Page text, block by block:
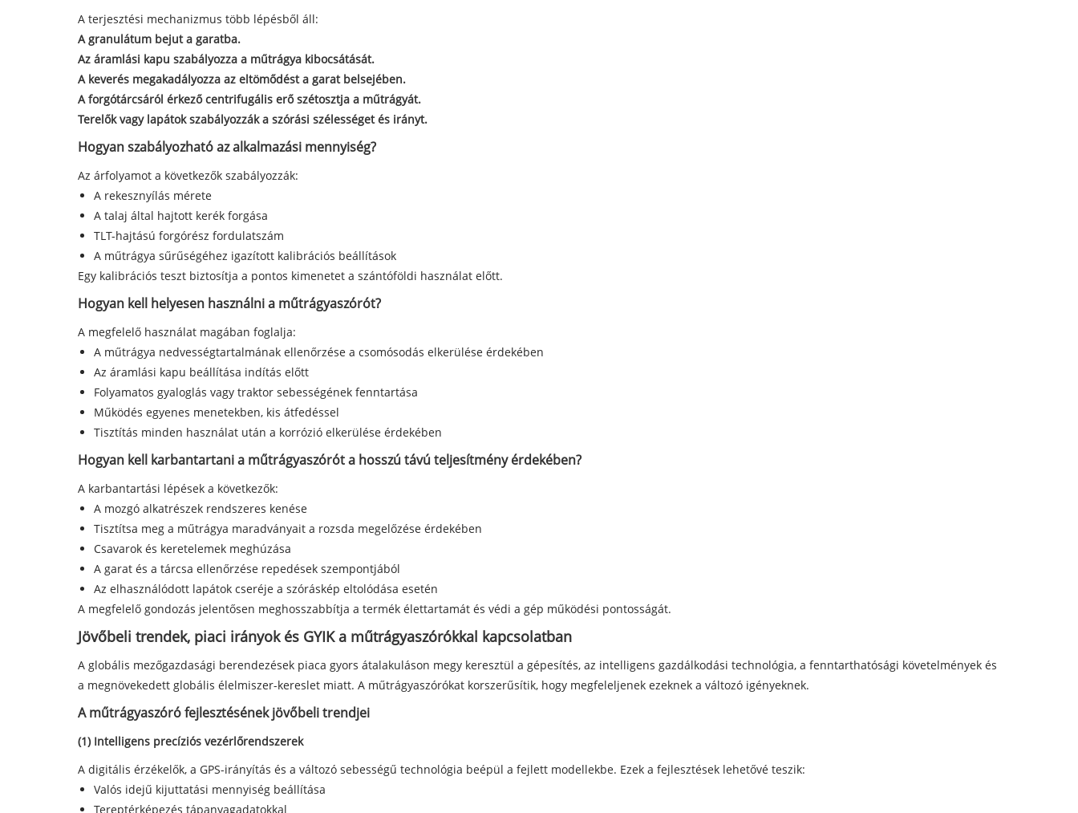
A terjesztési mechanizmus több lépésből áll:
A granulátum bejut a garatba.
Az áramlási kapu szabályozza a műtrágya kibocsátását.
A keverés megakadályozza az eltömődést a garat belsejében.
A forgótárcsáról érkező centrifugális erő szétosztja a műtrágyát.
Terelők vagy lapátok szabályozzák a szórási szélességet és irányt.
Hogyan szabályozható az alkalmazási mennyiség?
Az árfolyamot a következők szabályozzák:
A rekesznyílás mérete
A talaj által hajtott kerék forgása
TLT-hajtású forgórész fordulatszám
A műtrágya sűrűségéhez igazított kalibrációs beállítások
Egy kalibrációs teszt biztosítja a pontos kimenetet a szántóföldi használat előtt.
Hogyan kell helyesen használni a műtrágyaszórót?
A megfelelő használat magában foglalja:
A műtrágya nedvességtartalmának ellenőrzése a csomósodás elkerülése érdekében
Az áramlási kapu beállítása indítás előtt
Folyamatos gyaloglás vagy traktor sebességének fenntartása
Működés egyenes menetekben, kis átfedéssel
Tisztítás minden használat után a korrózió elkerülése érdekében
Hogyan kell karbantartani a műtrágyaszórót a hosszú távú teljesítmény érdekében?
A karbantartási lépések a következők:
A mozgó alkatrészek rendszeres kenése
Tisztítsa meg a műtrágya maradványait a rozsda megelőzése érdekében
Csavarok és keretelemek meghúzása
A garat és a tárcsa ellenőrzése repedések szempontjából
Az elhasználódott lapátok cseréje a szóráskép eltolódása esetén
A megfelelő gondozás jelentősen meghosszabbítja a termék élettartamát és védi a gép működési pontosságát.
Jövőbeli trendek, piaci irányok és GYIK a műtrágyaszórókkal kapcsolatban
A globális mezőgazdasági berendezések piaca gyors átalakuláson megy keresztül a gépesítés, az intelligens gazdálkodási technológia, a fenntarthatósági követelmények és
a megnövekedett globális élelmiszer-kereslet miatt. A műtrágyaszórókat korszerűsítik, hogy megfeleljenek ezeknek a változó igényeknek.
A műtrágyaszóró fejlesztésének jövőbeli trendjei
(1) Intelligens precíziós vezérlőrendszerek
A digitális érzékelők, a GPS-irányítás és a változó sebességű technológia beépül a fejlett modellekbe. Ezek a fejlesztések lehetővé teszik:
Valós idejű kijuttatási mennyiség beállítása
Tereptérképezés tápanyagadatokkal